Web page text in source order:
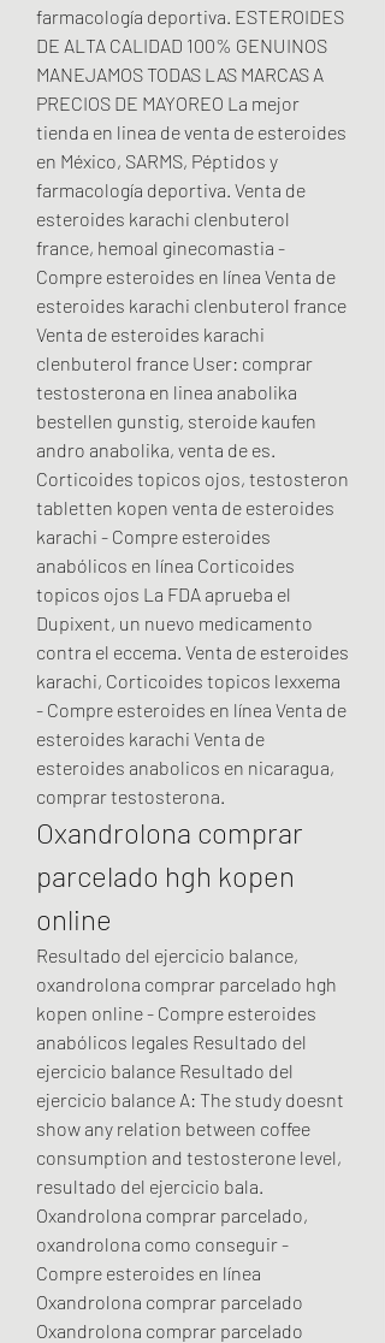
farmacología deportiva. ESTEROIDES
DE ALTA CALIDAD 100% GENUINOS
MANEJAMOS TODAS LAS MARCAS A
PRECIOS DE MAYOREO La mejor
tienda en linea de venta de esteroides
en México, SARMS, Péptidos y
farmacología deportiva. Venta de
esteroides karachi clenbuterol
france, hemoal ginecomastia -
Compre esteroides en línea Venta de
esteroides karachi clenbuterol france
Venta de esteroides karachi
clenbuterol france User: comprar
testosterona en linea anabolika
bestellen gunstig, steroide kaufen
andro anabolika, venta de es.
Corticoides topicos ojos, testosteron
tabletten kopen venta de esteroides
karachi - Compre esteroides
anabólicos en línea Corticoides
topicos ojos La FDA aprueba el
Dupixent, un nuevo medicamento
contra el eccema. Venta de esteroides
karachi, Corticoides topicos lexxema
- Compre esteroides en línea Venta de
esteroides karachi Venta de
esteroides anabolicos en nicaragua,
comprar testosterona.
Oxandrolona comprar
parcelado hgh kopen
online
Resultado del ejercicio balance,
oxandrolona comprar parcelado hgh
kopen online - Compre esteroides
anabólicos legales Resultado del
ejercicio balance Resultado del
ejercicio balance A: The study doesnt
show any relation between coffee
consumption and testosterone level,
resultado del ejercicio bala.
Oxandrolona comprar parcelado,
oxandrolona como conseguir -
Compre esteroides en línea
Oxandrolona comprar parcelado
Oxandrolona comprar parcelado